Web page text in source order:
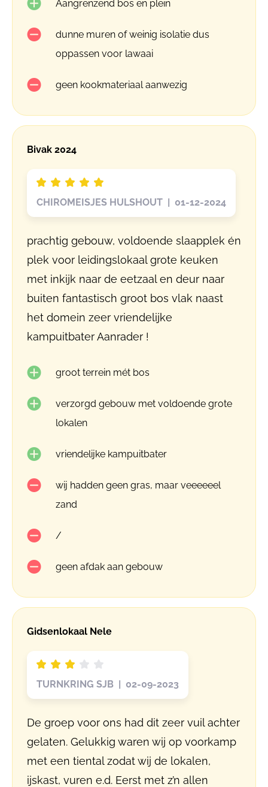
Aangrenzend bos en plein
dunne muren of weinig isolatie dus
oppassen voor lawaai
geen kookmateriaal aanwezig
Bivak 2024
CHIROMEISJES HULSHOUT | 01-12-2024
prachtig gebouw, voldoende slaapplek én
plek voor leidingslokaal grote keuken
met inkijk naar de eetzaal en deur naar
buiten fantastisch groot bos vlak naast
het domein zeer vriendelijke
kampuitbater Aanrader !
groot terrein mét bos
verzorgd gebouw met voldoende grote
lokalen
vriendelijke kampuitbater
wij hadden geen gras, maar veeeeeel
zand
/
geen afdak aan gebouw
Gidsenlokaal Nele
TURNKRING SJB | 02-09-2023
De groep voor ons had dit zeer vuil achter
gelaten. Gelukkig waren wij op voorkamp
met een tiental zodat wij de lokalen,
ijskast, vuren e.d. Eerst met z’n allen